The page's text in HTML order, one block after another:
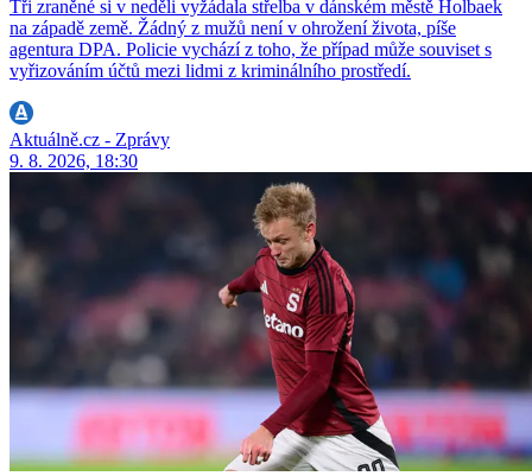
Tři zraněné si v neděli vyžádala střelba v dánském městě Holbaek
na západě země. Žádný z mužů není v ohrožení života, píše
agentura DPA. Policie vychází z toho, že případ může souviset s
vyřizováním účtů mezi lidmi z kriminálního prostředí.
Aktuálně.cz - Zprávy
9. 8. 2026, 18:30